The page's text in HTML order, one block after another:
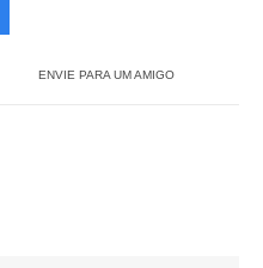
ENVIE PARA UM AMIGO